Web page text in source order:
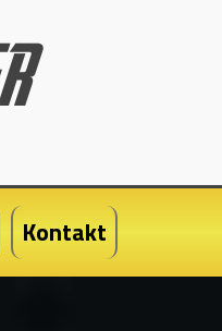
Kontakt